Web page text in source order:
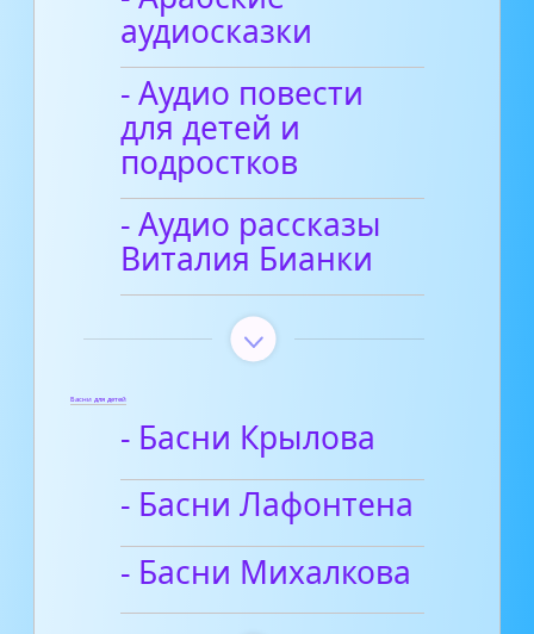
аудиосказки
- Аудио повести
для детей и
подростков
- Аудио рассказы
Виталия Бианки
Басни для детей
- Басни Крылова
- Басни Лафонтена
- Басни Михалкова